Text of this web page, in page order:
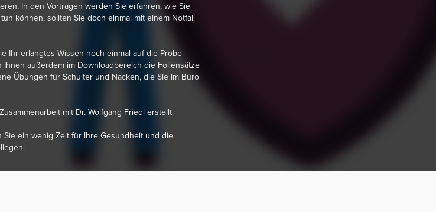
In den Vorträgen werden Sie erfahren, wie Sie
können, sollten Sie doch einmal mit einem Notfall
Ihr erlangtes Wissen noch einmal auf die Probe
außerdem im Downloadbereich die Foliensätze
Übungen für Schulter und Nacken, die Sie im Büro
mit Dr. Wolfgang Friedl erstellt.
ein wenig Zeit für Ihre Gesundheit und die